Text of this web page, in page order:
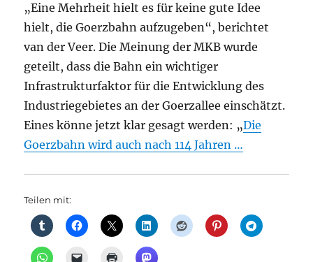
„Eine Mehrheit hielt es für keine gute Idee
hielt, die Goerzbahn aufzugeben“, berichtet
van der Veer. Die Meinung der MKB wurde
geteilt, dass die Bahn ein wichtiger
Infrastrukturfaktor für die Entwicklung des
Industriegebietes an der Goerzallee einschätzt.
Eines könne jetzt klar gesagt werden: „Die
Goerzbahn wird auch nach 114 Jahren …
Teilen mit: